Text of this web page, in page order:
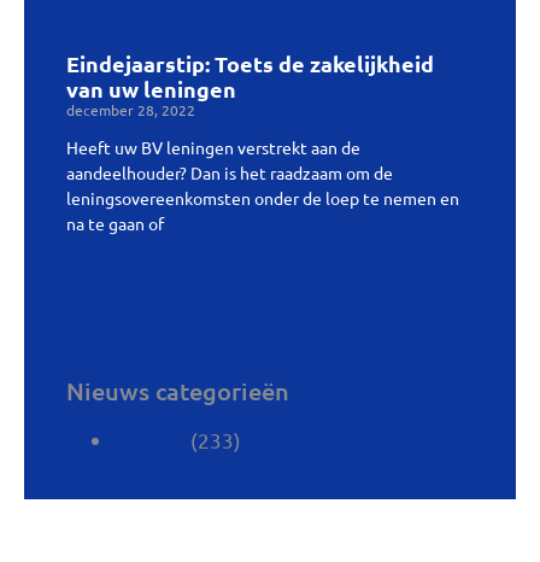
Eindejaarstip: Toets de zakelijkheid
van uw leningen
december 28, 2022
Heeft uw BV leningen verstrekt aan de
aandeelhouder? Dan is het raadzaam om de
leningsovereenkomsten onder de loep te nemen en
na te gaan of
Nieuws categorieën
(233)